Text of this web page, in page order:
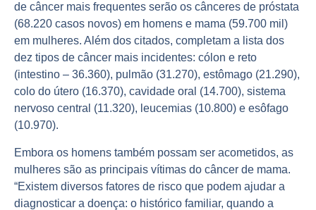
de câncer mais frequentes serão os cânceres de próstata
(68.220 casos novos) em homens e mama (59.700 mil)
em mulheres. Além dos citados, completam a lista dos
dez tipos de câncer mais incidentes: cólon e reto
(intestino – 36.360), pulmão (31.270), estômago (21.290),
colo do útero (16.370), cavidade oral (14.700), sistema
nervoso central (11.320), leucemias (10.800) e esôfago
(10.970).
Embora os homens também possam ser acometidos, as
mulheres são as principais vítimas do câncer de mama.
“Existem diversos fatores de risco que podem ajudar a
diagnosticar a doença: o histórico familiar, quando a